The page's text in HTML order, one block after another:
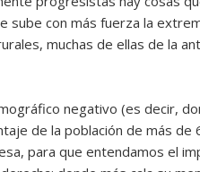
sube con más fuerza la
muchas de ellas de la
negativo (es decir,
de la población de más de
para que entendamos el